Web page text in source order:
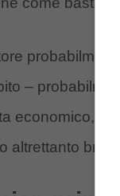
–
economico,
altrettanto